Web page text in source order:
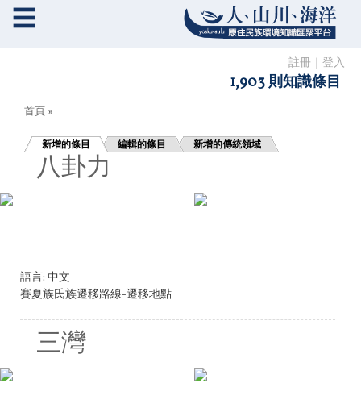
註冊 登入
1,903 則知識條目
☰
您在這裡
首頁 »
新增的條目 編輯的條目 新增的傳統領域
八卦力
語言: 中文
賽夏族氏族遷移路線-遷移地點
三灣